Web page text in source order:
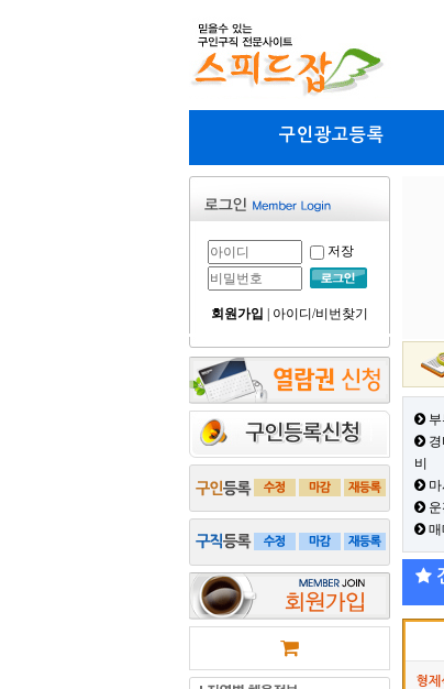
구인광고등록
저장
회원가입 아이디/비번찾기
부
경
비
마
운
매
형제